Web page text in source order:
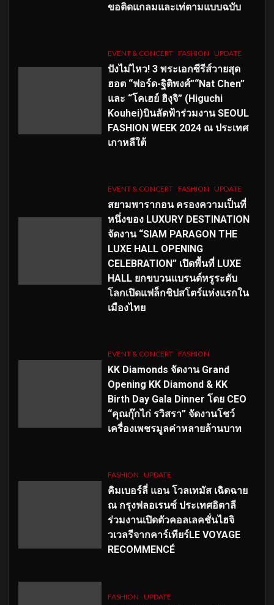
ขอติดแกลมและเท่ตามแบบฉบับ
EVENT & CONCERT FASHION UPDATE
ปังไม่ไหว! 3 พระเอกซีรีส์วายสุด
ฮอต “ฟอร์ด-ฐิติพงศ์”“Nat Chen”
และ “โคเฮย์ ฮิงุจิ” (Higuchi
Kouhei)บินลัดฟ้าร่วมงาน SEOUL
FASHION WEEK 2024 ณ ประเทศ
เกาหลีใต้
EVENT & CONCERT FASHION UPDATE
สยามพารากอน ครองความเป็นที่
หนึ่งของ LUXURY DESTINATION
จัดงาน “SIAM PARAGON THE
LUXE HALL OPENING
CELEBRATION” เปิดพื้นที่ LUXE
HALL ยกขบวนแบรนด์หรูระดับ
โลกเปิดแฟล็กชิปสโตร์แห่งแรกใน
เมืองไทย
EVENT & CONCERT FASHION
KK Diamonds จัดงาน Grand
Opening KK Diamond & KK
Birth Day Gala Dinner โดย CEO
“คุณกุ๊กไก่ รวิสรา” จัดงานโชว์
เครื่องเพชรมูลค่าหลายล้านบาท
FASHION UPDATE
คิมเบอร์ลี่ แอน โวลเทมัส เฉิดฉาย
ณ กรุงฟลอเรนซ์ ประเทศอิตาลี
ร่วมงานเปิดตัวคอลเลคชั่นไฮจิ
วเวลรีจากคาร์เทียร์LE VOYAGE
RECOMMENCÉ
FASHION UPDATE